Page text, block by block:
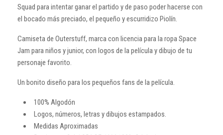
Squad para intentar ganar el partido y de paso poder hacerse con
el bocado más preciado, el pequeño y escurridizo Piolín.
Camiseta de Outerstuff, marca con licencia para la ropa Space
Jam para niños y junior, con logos de la película y dibujo de tu
personaje favorito.
Un bonito diseño para los pequeños fans de la película.
100% Algodón
Logos, números, letras y dibujos estampados.
Medidas Aproximadas